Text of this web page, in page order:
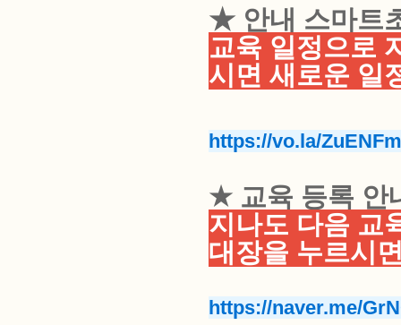
★ 안내 스마트
교육 일정으로
시면 새로운 일
https://vo.la/ZuENFm
★ 교육 등록 안
지나도 다음 교
대장을 누르시
https://naver.me/